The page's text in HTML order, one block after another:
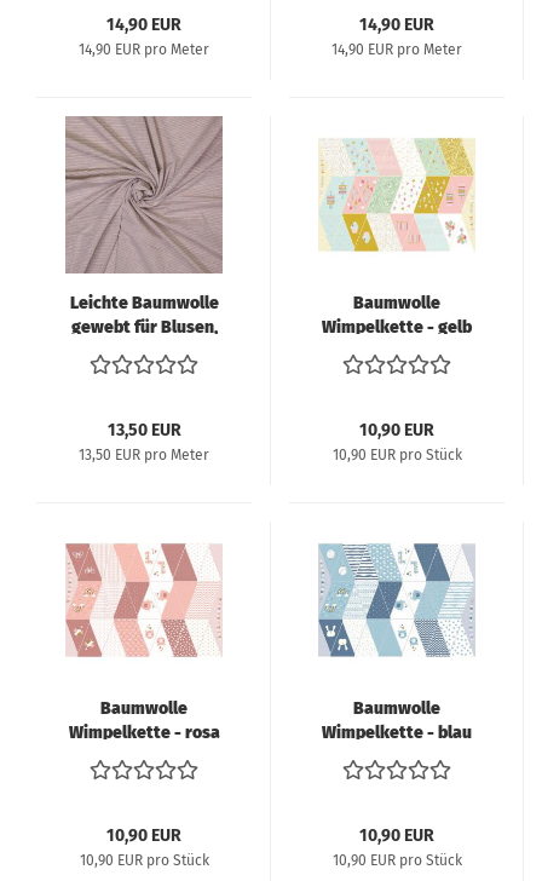
14,90 EUR
14,90 EUR pro Meter
14,90 EUR
14,90 EUR pro Meter
Leichte Baumwolle
gewebt für Blusen,
Hemden, Shorts, beige
13,50 EUR
13,50 EUR pro Meter
Baumwolle
Wimpelkette - gelb
10,90 EUR
10,90 EUR pro Stück
Baumwolle
Wimpelkette - rosa
10,90 EUR
10,90 EUR pro Stück
Baumwolle
Wimpelkette - blau
10,90 EUR
10,90 EUR pro Stück